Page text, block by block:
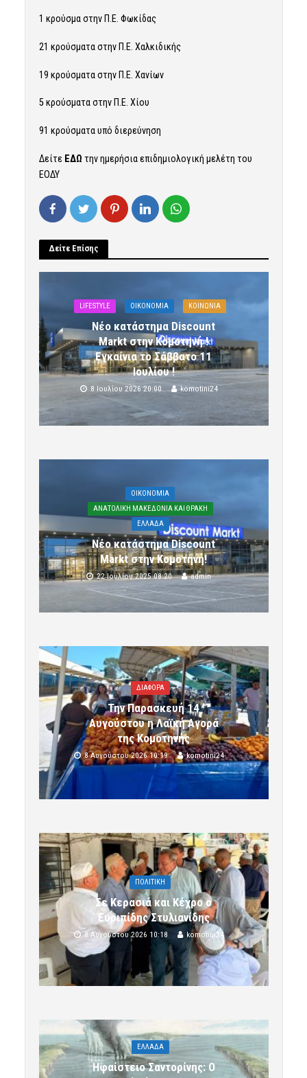
1 κρούσμα στην Π.Ε. Φωκίδας
21 κρούσματα στην Π.Ε. Χαλκιδικής
19 κρούσματα στην Π.Ε. Χανίων
5 κρούσματα στην Π.Ε. Χίου
91 κρούσματα υπό διερεύνηση
ΔείτεΕΔΩ την ημερήσια επιδημιολογική μελέτη του
ΕΟΔΥ
Δείτε Επίσης
LIFESTYLE OIKONOMIA ΚΟΙΝΩΝΙΑ
Νέο κατάστημα Discount
Markt στην Κομοτηνή !
Εγκαίνια το Σάββατο 11
Ιουλίου !
8 Ιουλίου 2026 20:00 komotini24
OIKONOMIA
ΑΝΑΤΟΛΙΚΗ ΜΑΚΕΔΟΝΙΑ ΚΑΙ ΘΡΑΚΗ
ΕΛΛΑΔΑ
Νέο κατάστημα Discount
Markt στην Κομοτηνή!
22 Ιουλίου 2025 08:20 admin
ΔΙΑΦΟΡΑ
Την Παρασκευή 14
Αυγούστου η Λαϊκή Αγορά
της Κομοτηνής
8 Αυγούστου 2026 10:19 komotini24
ΠΟΛΙΤΙΚΗ
Σε Κερασιά και Κέχρο ο
Ευριπίδης Στυλιανίδης
8 Αυγούστου 2026 10:18 komotini24
ΕΛΛΑΔΑ
Ηφαίστειο Σαντορίνης: Ο